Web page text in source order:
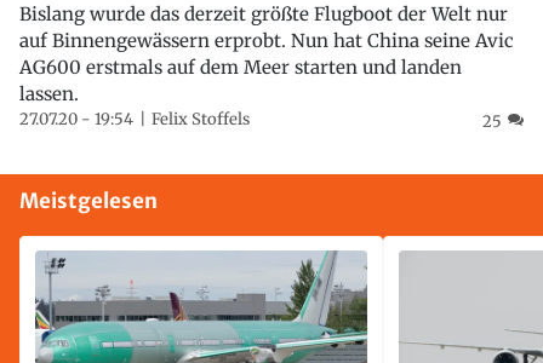
Bislang wurde das derzeit größte Flugboot der Welt nur
auf Binnengewässern erprobt. Nun hat China seine Avic
AG600 erstmals auf dem Meer starten und landen
lassen.
27.07.20 - 19:54 Felix Stoffels 25
Meistgelesen